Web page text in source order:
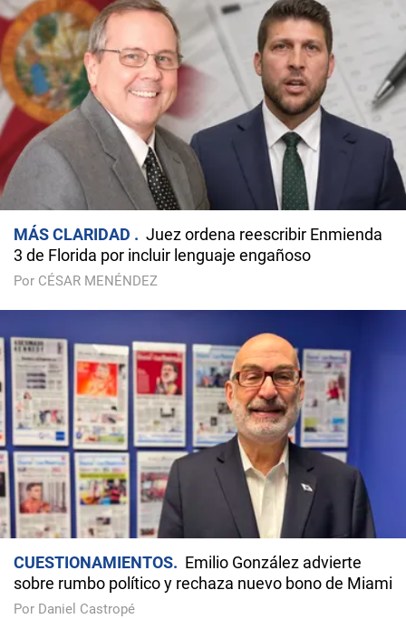
MÁS CLARIDAD
Juez ordena reescribir Enmienda
3 de Florida por incluir lenguaje engañoso
Por CÉSAR MENÉNDEZ
CUESTIONAMIENTOS
Emilio González advierte
sobre rumbo político y rechaza nuevo bono de Miami
Por Daniel Castropé